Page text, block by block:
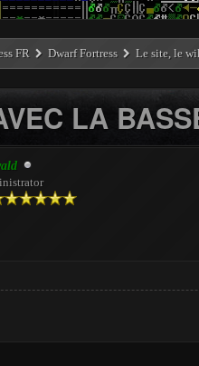
FR Dwarf Fortress Le site, le
LA